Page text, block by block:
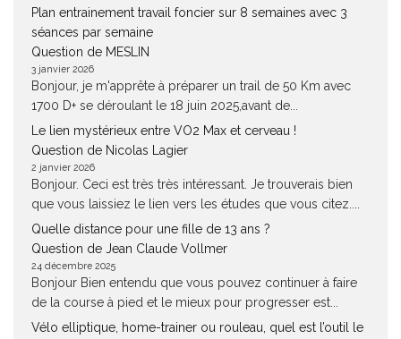
Plan entrainement travail foncier sur 8 semaines avec 3
séances par semaine
Question de MESLIN
3 janvier 2026
Bonjour, je m'apprête à préparer un trail de 50 Km avec
1700 D+ se déroulant le 18 juin 2025,avant de...
Le lien mystérieux entre VO2 Max et cerveau !
Question de Nicolas Lagier
2 janvier 2026
Bonjour. Ceci est très très intéressant. Je trouverais bien
que vous laissiez le lien vers les études que vous citez....
Quelle distance pour une fille de 13 ans ?
Question de Jean Claude Vollmer
24 décembre 2025
Bonjour Bien entendu que vous pouvez continuer à faire
de la course à pied et le mieux pour progresser est...
Vélo elliptique, home-trainer ou rouleau, quel est l’outil le